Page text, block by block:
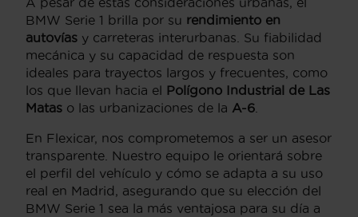
BMW Serie 1 brilla por su rendimiento en
autovías y carreteras interurbanas. Su fiabilidad
mecánica y su capacidad de respuesta son
ideales para trayectos largos y frecuentes, como
los que llevan hacia el Polígono Industrial de Las
Matas o las urbanizaciones de la A-6
En Flexicar, nos comprometemos a ser un asesor
transparente. Nuestro equipo le orientará sobre
el perfil del vehículo y cómo se adapta a su uso
real en Madrid, asegurando que su elección del
BMW Serie 1 sea la más ventajosa para su día a